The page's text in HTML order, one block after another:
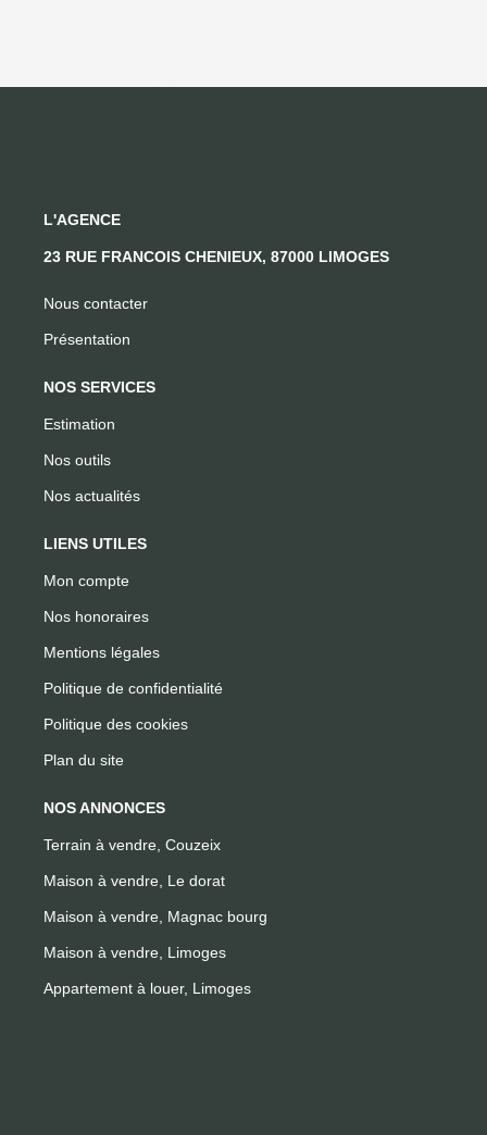
L'AGENCE
23 RUE FRANCOIS CHENIEUX, 87000 LIMOGES
Nous contacter
Présentation
NOS SERVICES
Estimation
Nos outils
Nos actualités
LIENS UTILES
Mon compte
Nos honoraires
Mentions légales
Politique de confidentialité
Politique des cookies
Plan du site
NOS ANNONCES
Terrain à vendre, Couzeix
Maison à vendre, Le dorat
Maison à vendre, Magnac bourg
Maison à vendre, Limoges
Appartement à louer, Limoges